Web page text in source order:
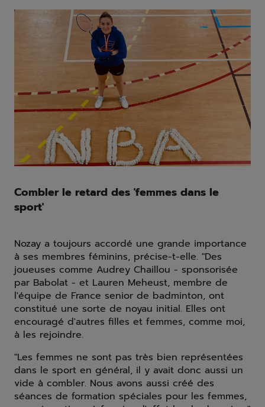
Combler le retard des 'femmes dans le
sport'
Nozay a toujours accordé une grande importance
à ses membres féminins, précise-t-elle. "Des
joueuses comme Audrey Chaillou - sponsorisée
par Babolat - et Lauren Meheust, membre de
l'équipe de France senior de badminton, ont
constitué une sorte de noyau initial. Elles ont
encouragé d'autres filles et femmes, comme moi,
à les rejoindre.
"Les femmes ne sont pas très bien représentées
dans le sport en général, il y avait donc aussi un
vide à combler. Nous avons aussi créé des
séances de formation spéciales pour les femmes,